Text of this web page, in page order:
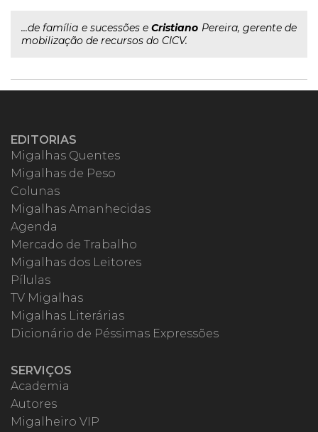
...de família e sucessões eCristiano Pereira, gerente de
mobilização de recursos do CICV.
EDITORIAS
Migalhas Quentes
Migalhas de Peso
Colunas
Migalhas Amanhecidas
Agenda
Mercado de Trabalho
Migalhas dos Leitores
Pílulas
TV Migalhas
Migalhas Literárias
Dicionário de Péssimas Expressões
SERVIÇOS
Academia
Autores
Migalheiro VIP